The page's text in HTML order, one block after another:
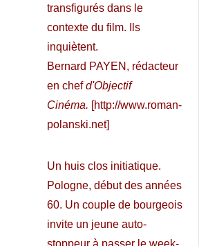
transfigurés dans le
contexte du film. Ils
inquiètent.
Bernard PAYEN, rédacteur
en chefd'Objectif
Cinéma. [http://www.roman-
polanski.net]
Un huis clos initiatique.
Pologne, début des années
60. Un couple de bourgeois
invite un jeune auto-
stoppeur à passer le week-